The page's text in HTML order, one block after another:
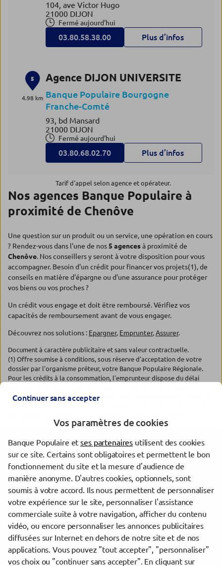
104, ave Victor Hugo
21000 DIJON
Fermé aujourd'hui
03.80.58.38.00 Plus d’infos
5
4.98 km
Agence DIJON UNIVERSITE
Banque Populaire Bourgogne
Franche-Comté
93, bd Mansard
21000 DIJON
Fermé aujourd'hui
03.80.68.02.70 Plus d’infos
Tarif d'appel selon agence et opérateur.
Nos agences Banque Populaire à
proximité de Chenôve
Une question sur un produit ou un service, une opération en cours
? Rendez-vous dans l'une de nos5 agencesà proximité de
Chenôve. Nos conseillers y seront à votre disposition pour vous
accompagner. Besoin d'un crédit pour financer vos projets(1), de
conseils en matière d'épargne ou d'une assurance pour protéger
vos biens ou vos proches ?
Un crédit vous engage et doit être remboursé. Vérifiez vos
capacités de remboursement avant de vous engager.
Découvrez nos solutions : Epargner, Emprunter,Assurer.
Document à caractère publicitaire et sans valeur contractuelle.
(1) Offre soumise à conditions, sous réserve d'acceptation de votre
dossier par l'organisme prêteur, votre Banque Populaire Régionale.
Pour les crédits à la consommation, l'emprunteur dispose du délai
dispose d'un délai de réflexion de dix jours avant d'accepter l'offre de
Les agences Banque Populaire dans les villes à proximité
Dijon
Beaune
Dole
Trouver une agence Banque Populaire
Côte-d'Or
Chenôve
Continuer sans accepter
Vos paramètres de cookies
Banque Populaire etses partenaires utilisent des cookies
sur ce site. Certains sont obligatoires et permettent le bon
fonctionnement du site et la mesure d'audience de
manière anonyme. D'autres cookies, optionnels, sont
soumis à votre accord. Ils nous permettent de personnaliser
votre expérience sur le site, personnaliser l'assistance
commerciale suite à votre navigation, afficher du contenu
vidéo, ou encore personnaliser les annonces publicitaires
diffusées sur Internet en dehors de notre site et de nos
applications. Vous pouvez "tout accepter", "personnaliser"
vos choix ou "continuer sans accepter". En cliquant sur